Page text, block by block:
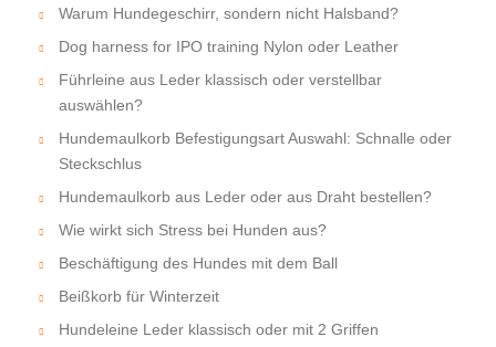
Warum Hundegeschirr, sondern nicht Halsband?
Dog harness for IPO training Nylon oder Leather
Führleine aus Leder klassisch oder verstellbar
auswählen?
Hundemaulkorb Befestigungsart Auswahl: Schnalle oder
Steckschlus
Hundemaulkorb aus Leder oder aus Draht bestellen?
Wie wirkt sich Stress bei Hunden aus?
Beschäftigung des Hundes mit dem Ball
Beißkorb für Winterzeit
Hundeleine Leder klassisch oder mit 2 Griffen